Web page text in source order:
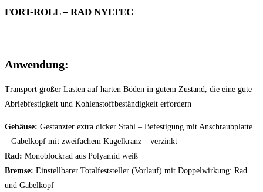
FORT-ROLL – RAD NYLTEC
Anwendung:
Transport großer Lasten auf harten Böden in gutem Zustand, die eine gute
Abriebfestigkeit und Kohlenstoffbeständigkeit erfordern
Gehäuse: Gestanzter extra dicker Stahl – Befestigung mit Anschraubplatte
– Gabelkopf mit zweifachem Kugelkranz – verzinkt
Rad: Monoblockrad aus Polyamid weiß
Bremse: Einstellbarer Totalfeststeller (Vorlauf) mit Doppelwirkung: Rad
und Gabelkopf